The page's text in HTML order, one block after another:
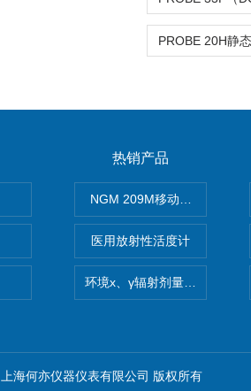
热销产品
NGM 209M移动式惰性气体
医用放射性活度计
环境x、γ辐射剂量率仪
海何亦仪器仪表有限公司 版权所有